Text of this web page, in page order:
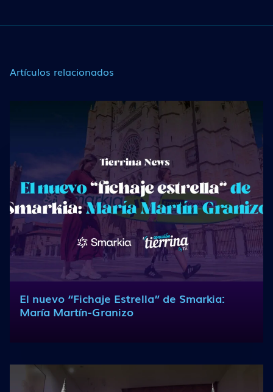
Artículos relacionados
El nuevo “Fichaje Estrella” de Smarkia:
María Martín-Granizo